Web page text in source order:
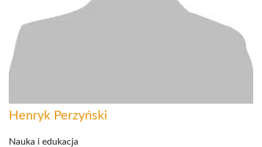
Henryk Perzyński
Nauka i edukacja